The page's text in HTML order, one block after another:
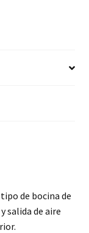
de bocina de
salida de aire